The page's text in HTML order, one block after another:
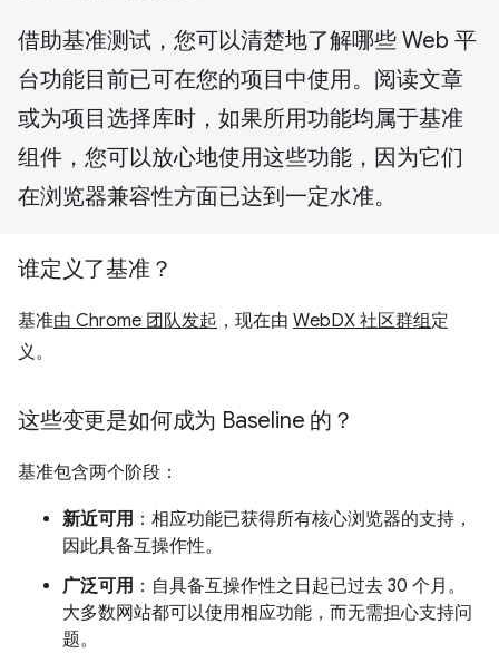
借助基准测试，您可以清楚地了解哪些 Web 平
台功能目前已可在您的项目中使用。阅读文章
或为项目选择库时，如果所用功能均属于基准
组件，您可以放心地使用这些功能，因为它们
在浏览器兼容性方面已达到一定水准。
谁定义了基准？
基准由 Chrome 团队发起 ，现在由 WebDX 社区群组定
义。
这些变更是如何成为 Baseline 的？
基准包含两个阶段：
新近可用 ：相应功能已获得所有核心浏览器的支持，
因此具备互操作性。
广泛可用 ：自具备互操作性之日起已过去 30 个月。
大多数网站都可以使用相应功能，而无需担心支持问
题。